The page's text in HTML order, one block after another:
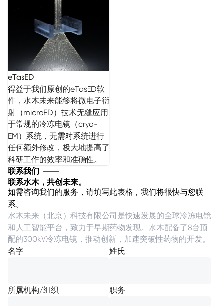
eTasED
得益于我们原创的eTasED软
件，水木未来能够将微电子衍
射（microED）技术无缝应用
于常规的冷冻电镜（cryo-
EM）系统，无需对系统进行
任何额外修改，极大地提高了
科研工作的效率和准确性。
联系我们
联系水木，共创未来。
如需咨询我们的服务，请填写此表格，我们将很快与您联
系。
水木未来（北京）科技有限公司是快速发展的全球冷冻电镜
和人工智能平台，致力于早期药物发现。水木配备了8台顶
配的300kV冷冻电镜，推动创新，加速突破性药物的开发。
名字
姓氏
所属机构/组织 职务